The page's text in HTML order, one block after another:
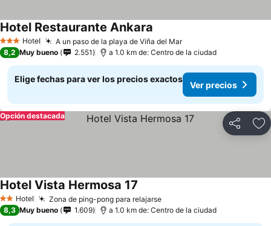
3 Estrellas
Hotel A un paso de la playa de Viña del MarVer precios
Hotel Restaurante Ankara
8,2 Muy bueno 2.551 a 1.0 km de: Centro de la ciudad
Elige fechas para ver los precios exactos
Ver precios
Compartir
Opción destacada
2 Estrellas
Hotel Zona de ping-pong para relajarseVer precios
Hotel Vista Hermosa 17
8,3 Muy bueno 1.609 a 1.0 km de: Centro de la ciudad